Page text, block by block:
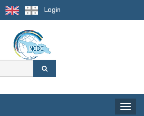
Login
Toggle